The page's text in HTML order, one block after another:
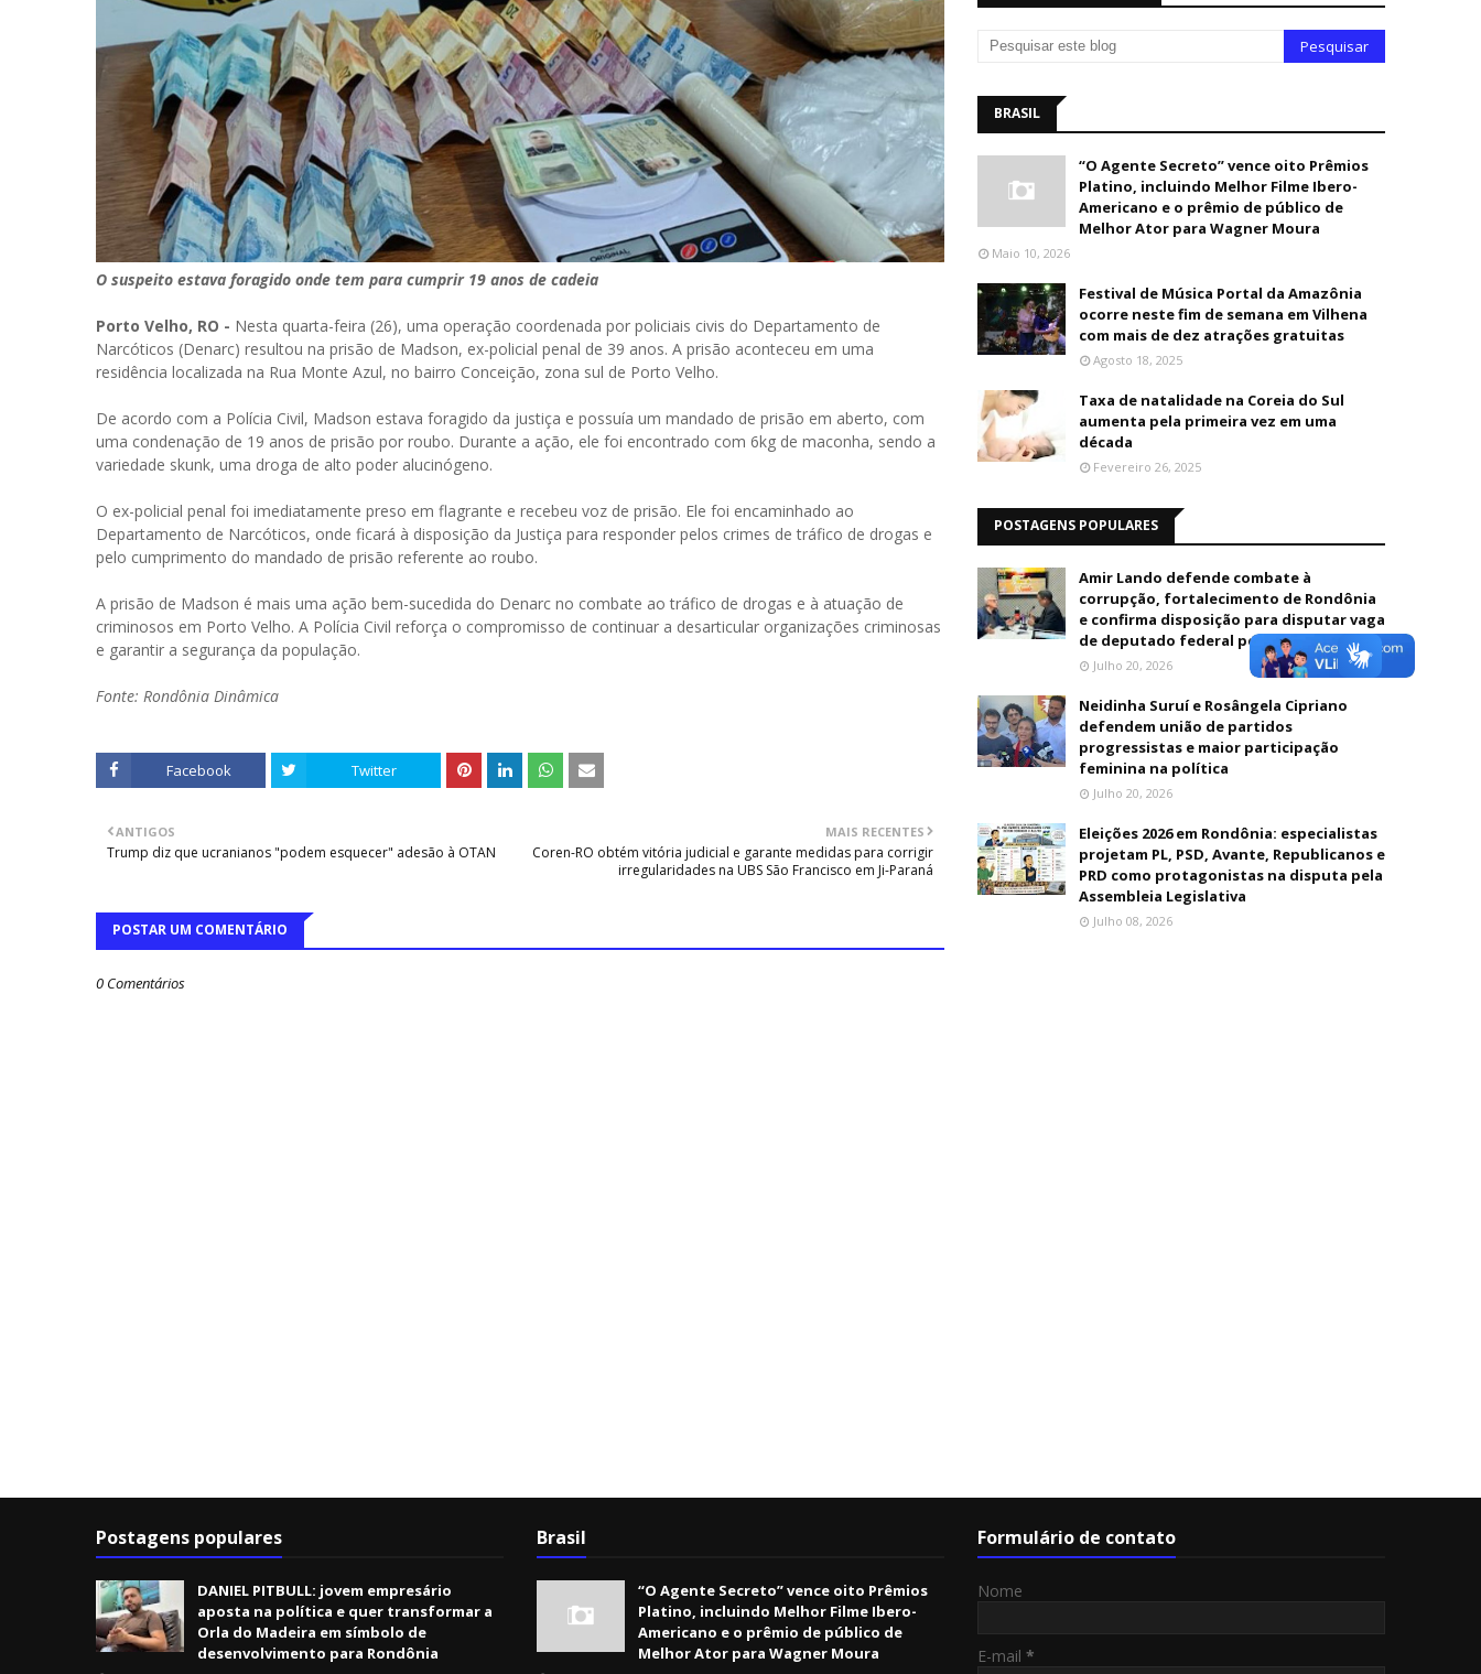
O suspeito estava foragido onde tem para cumprir 19 anos de cadeia
Porto Velho, RO - Nesta quarta-feira (26), uma operação coordenada por policiais civis do Departamento de
Narcóticos (Denarc) resultou na prisão de Madson, ex-policial penal de 39 anos. A prisão aconteceu em uma
residência localizada na Rua Monte Azul, no bairro Conceição, zona sul de Porto Velho.
De acordo com a Polícia Civil, Madson estava foragido da justiça e possuía um mandado de prisão em aberto, com
uma condenação de 19 anos de prisão por roubo. Durante a ação, ele foi encontrado com 6kg de maconha, sendo a
variedade skunk, uma droga de alto poder alucinógeno.
O ex-policial penal foi imediatamente preso em flagrante e recebeu voz de prisão. Ele foi encaminhado ao
Departamento de Narcóticos, onde ficará à disposição da Justiça para responder pelos crimes de tráfico de drogas e
pelo cumprimento do mandado de prisão referente ao roubo.
A prisão de Madson é mais uma ação bem-sucedida do Denarc no combate ao tráfico de drogas e à atuação de
criminosos em Porto Velho. A Polícia Civil reforça o compromisso de continuar a desarticular organizações criminosas
e garantir a segurança da população.
Fonte: Rondônia Dinâmica
Facebook Twitter
MAIS RECENTES
Coren-RO obtém vitória judicial e garante medidas para corrigir
irregularidades na UBS São Francisco em Ji-Paraná
ANTIGOS
Trump diz que ucranianos "podem esquecer" adesão à OTAN
POSTAR UM COMENTÁRIO
0 Comentários
BRASIL
“O Agente Secreto” vence oito Prêmios
Platino, incluindo Melhor Filme Ibero-
Americano e o prêmio de público de
Melhor Ator para Wagner Moura
Maio 10, 2026
Festival de Música Portal da Amazônia
ocorre neste fim de semana em Vilhena
com mais de dez atrações gratuitas
Agosto 18, 2025
Taxa de natalidade na Coreia do Sul
aumenta pela primeira vez em uma
década
Fevereiro 26, 2025
POSTAGENS POPULARES
Amir Lando defende combate à
corrupção, fortalecimento de Rondônia
e confirma disposição para disputar vaga
de deputado federal pelo MDB
Julho 20, 2026
Neidinha Suruí e Rosângela Cipriano
defendem união de partidos
progressistas e maior participação
feminina na política
Julho 20, 2026
Eleições 2026 em Rondônia: especialistas
projetam PL, PSD, Avante, Republicanos e
PRD como protagonistas na disputa pela
Assembleia Legislativa
Julho 08, 2026
Postagens populares
DANIEL PITBULL: jovem empresário
aposta na política e quer transformar a
Orla do Madeira em símbolo de
desenvolvimento para Rondônia
Brasil
“O Agente Secreto” vence oito Prêmios
Platino, incluindo Melhor Filme Ibero-
Americano e o prêmio de público de
Melhor Ator para Wagner Moura
Formulário de contato
Nome
E-mail *